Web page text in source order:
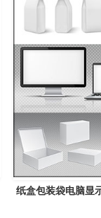
纸盒包装袋电脑显